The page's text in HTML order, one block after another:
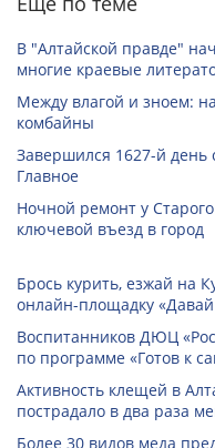
В "Алтайской правде"
многие краевые
Между влагой и зноем:
комбайны
Завершился 1627-й
Главное
Ночной ремонт у
ключевой въезд в город
Брось курить, езжай на
онлайн-­площадку «Давай
Воспитанников ДЮЦ
по программе «Готов к
Активность клещей в
пострадало в два раза
Более 30 видов меда